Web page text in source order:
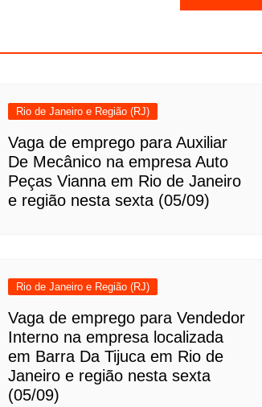
Rio de Janeiro e Região (RJ)
Vaga de emprego para Auxiliar
De Mecânico na empresa Auto
Peças Vianna em Rio de Janeiro
e região nesta sexta (05/09)
Rio de Janeiro e Região (RJ)
Vaga de emprego para Vendedor
Interno na empresa localizada
em Barra Da Tijuca em Rio de
Janeiro e região nesta sexta
(05/09)